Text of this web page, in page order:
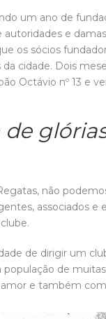
um ano de
e
os sócios
cidade. Dois
Octávio nº 13 e
não
associados e
de dirigir um
de
e também